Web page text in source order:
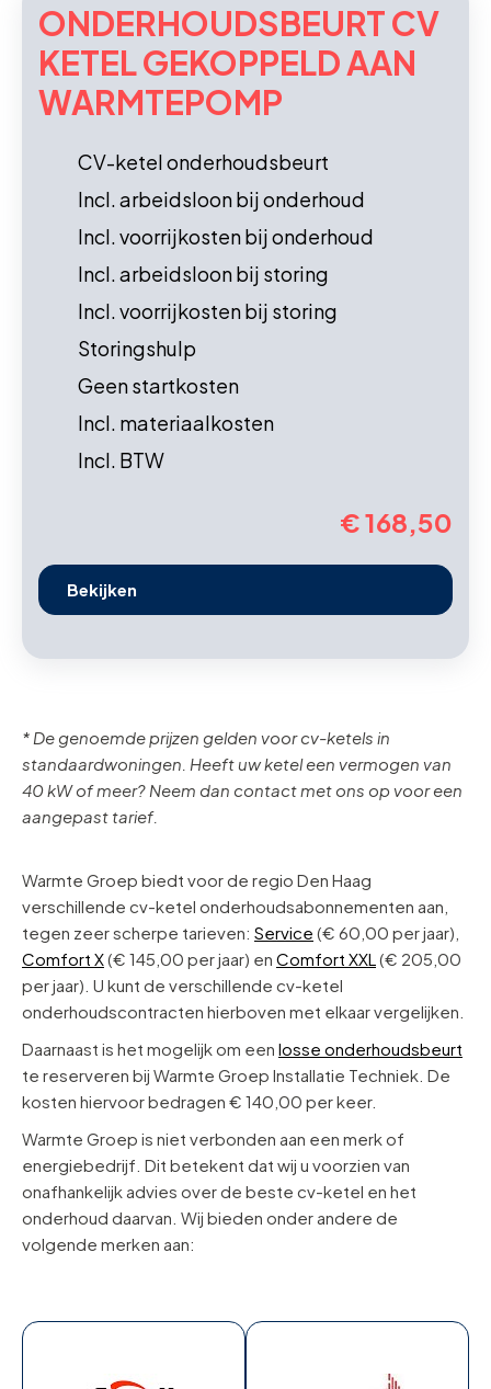
ONDERHOUDS­BEURT CV
KETEL GEKOPPELD AAN
WARMTEPOMP
CV-ketel onderhoudsbeurt
Incl. arbeidsloon bij onderhoud
Incl. voorrijkosten bij onderhoud
Incl. arbeidsloon bij storing
Incl. voorrijkosten bij storing
Storingshulp
Geen startkosten
Incl. materiaalkosten
Incl. BTW
€ 168,50
Bekijken
* De genoemde prijzen gelden voor cv-ketels in
standaardwoningen. Heeft uw ketel een vermogen van
40 kW of meer? Neem dan contact met ons op voor een
aangepast tarief.
Warmte Groep biedt voor de regio Den Haag
verschillende cv-ketel onderhoudsabonnementen aan,
tegen zeer scherpe tarieven: Service (€ 60,00 per jaar),
Comfort X(€ 145,00 per jaar) en Comfort XXL (€ 205,00
per jaar). U kunt de verschillende cv-ketel
onderhoudscontracten hierboven met elkaar vergelijken.
Daarnaast is het mogelijk om een losse onderhoudsbeurt
te reserveren bij Warmte Groep Installatie Techniek. De
kosten hiervoor bedragen € 140,00 per keer.
Warmte Groep is niet verbonden aan een merk of
energiebedrijf. Dit betekent dat wij u voorzien van
onafhankelijk advies over de beste cv-ketel en het
onderhoud daarvan. Wij bieden onder andere de
volgende merken aan: